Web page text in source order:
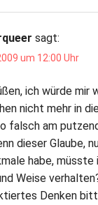
sagt:
um 12:00 Uhr
ich würde mir
nicht mehr in
falsch am
dieser Glaube,
habe, müsste
Weise
Denken